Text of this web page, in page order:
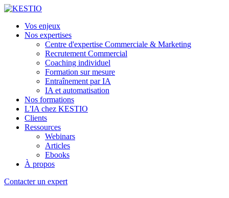
Vos enjeux
Nos expertises
Centre d'expertise Commerciale & Marketing
Recrutement Commercial
Coaching individuel
Formation sur mesure
Entraînement par IA
IA et automatisation
Nos formations
L'IA chez KESTIO
Clients
Ressources
Webinars
Articles
Ebooks
À propos
Contacter un expert